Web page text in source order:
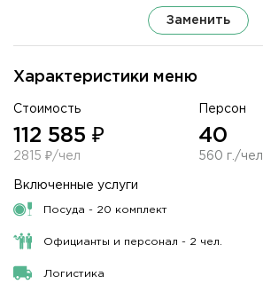
Характеристики меню
Стоимость
112 585 ₽
2815 ₽/чел
Персон
40
560 г./чел.
Включенные услуги
Посуда - 20 комплект
Официанты и персонал - 2 чел.
Логистика
Заменить